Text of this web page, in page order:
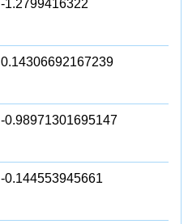
-1.2799416322
0.14306692167239
-0.98971301695147
-0.144553945661